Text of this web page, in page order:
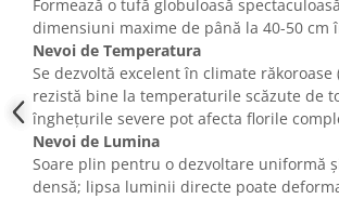
Formează o tufă globuloasă
dimensiuni maxime de până la 40-50 cm
Nevoi de Temperatura
Se dezvoltă excelent în climate răkoroase
rezistă bine la temperaturile scăzute de
înghețurile severe pot afecta florile
Nevoi de Lumina
Soare plin pentru o dezvoltare uniformă
densă; lipsa luminii directe poate